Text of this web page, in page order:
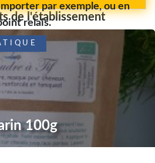
par exemple, ou en
relais.
de l'établissement
100g